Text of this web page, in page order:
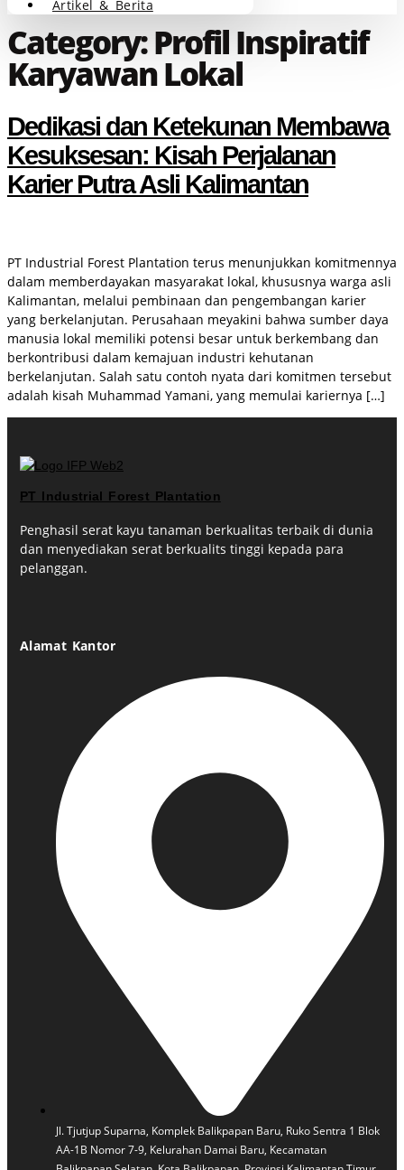
Artikel & Berita
Category:Profil Inspiratif
Karyawan Lokal
Dedikasi dan Ketekunan Membawa
Kesuksesan: Kisah Perjalanan
Karier Putra Asli Kalimantan
PT Industrial Forest Plantation terus menunjukkan komitmennya
dalam memberdayakan masyarakat lokal, khususnya warga asli
Kalimantan, melalui pembinaan dan pengembangan karier
yang berkelanjutan. Perusahaan meyakini bahwa sumber daya
manusia lokal memiliki potensi besar untuk berkembang dan
berkontribusi dalam kemajuan industri kehutanan
berkelanjutan. Salah satu contoh nyata dari komitmen tersebut
adalah kisah Muhammad Yamani, yang memulai kariernya […]
PT Industrial Forest Plantation
Penghasil serat kayu tanaman berkualitas terbaik di dunia
dan menyediakan serat berkualits tinggi kepada para
pelanggan.
Alamat Kantor
Jl. Tjutjup Suparna, Komplek Balikpapan Baru, Ruko Sentra 1 Blok
AA-1B Nomor 7-9, Kelurahan Damai Baru, Kecamatan